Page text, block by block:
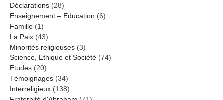
Déclarations (28)
Enseignement – Education (6)
Famille (1)
La Paix (43)
Minorités religieuses (3)
Science, Ethique et Société (74)
Etudes (20)
Témoignages (34)
Interreligieux (138)